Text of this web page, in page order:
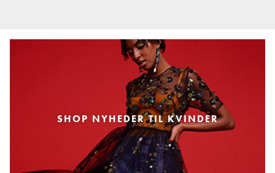
SHOP NYHEDER TIL KVINDER